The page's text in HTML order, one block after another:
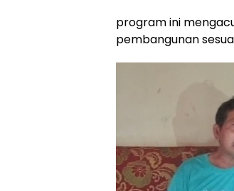
program ini
pembangunan